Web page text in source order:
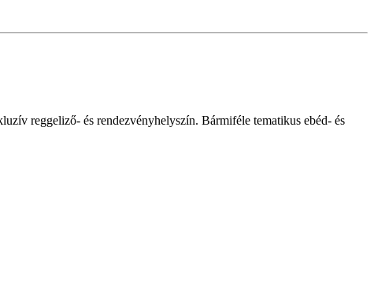
reggeliző- és rendezvényhelyszín. Bármiféle tematikus ebéd- és